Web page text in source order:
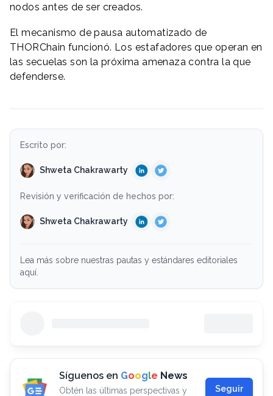
nodos antes de ser creados.
El mecanismo de pausa automatizado de
THORChain funcionó. Los estafadores que operan en
las secuelas son la próxima amenaza contra la que
defenderse.
Escrito por:
Shweta Chakrawarty
Revisión y verificación de hechos por:
Shweta Chakrawarty
Lea más sobre nuestras pautas y estándares editoriales
aquí.
Síguenos en Google News
Obtén las últimas perspectivas y
Seguir